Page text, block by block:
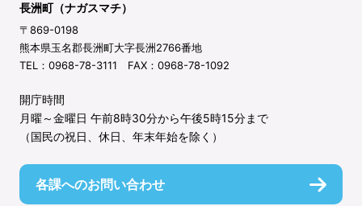
長洲町（ナガスマチ）
〒869-0198
熊本県玉名郡長洲町大字長洲2766番地
TEL：0968-78-3111 FAX：0968-78-1092
開庁時間
月曜～金曜日 午前8時30分から午後5時15分まで
（国民の祝日、休日、年末年始を除く）
各課へのお問い合わせ